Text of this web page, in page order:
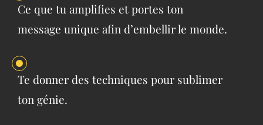
Ce que tu amplifies et portes ton
message unique afin d’embellir le monde.
Te donner des techniques pour sublimer
ton génie.